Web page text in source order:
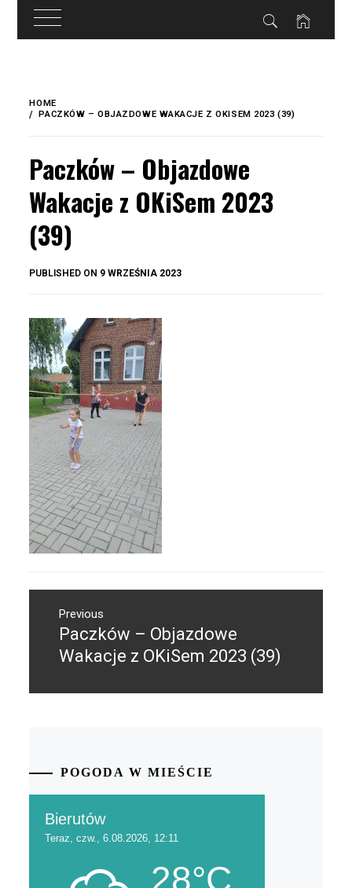
treści
content
HOME
PACZKÓW – OBJAZDOWE WAKACJE Z OKISEM 2023 (39)
Paczków – Objazdowe
Wakacje z OKiSem 2023
(39)
PUBLISHED ON 9 WRZEŚNIA 2023
wpisuPrevious
Previous
post:
Paczków – Objazdowe
Wakacje z OKiSem 2023 (39)
POGODA W MIEŚCIE